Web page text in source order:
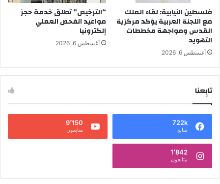
فلسطين النيابية: لقاء الملك
مع اللجنة العربية يؤكد مركزية
القدس ومواجهة مخططات
التهويد
أغسطس 6, 2026
“الترخيص” تطلق خدمة حجز
مواعيد الفحص العملي
إلكترونيا
أغسطس 6, 2026
تابِعنا
722k
متابع
9٬150
متابعون
1٬842
متابعون